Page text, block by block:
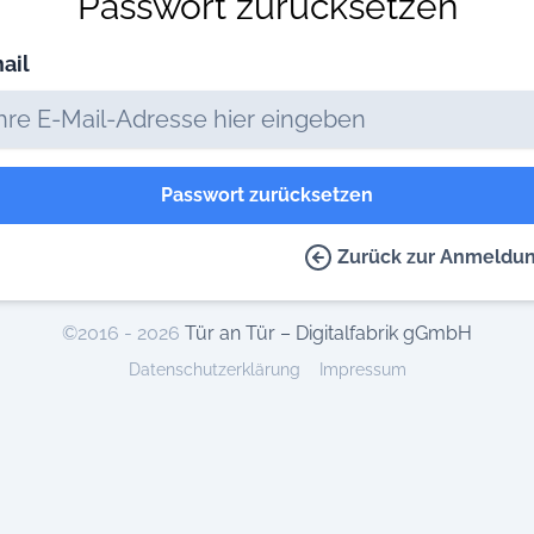
Passwort zurücksetzen
Zurück zur
©2016 - 2026 Tür an Tür – Digitalfabrik gGmbH
Datenschutzerklärung Impressum